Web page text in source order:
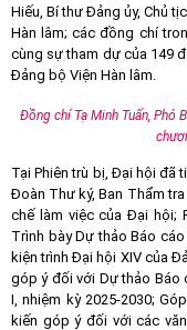
Hiếu, Bí thư Đảng ủy, Chủ
Hàn lâm; các đồng chí
cùng sự tham dự của 149
Đảng bộ Viện Hàn lâm.
Đồng chí Tạ Minh Tuấn, Phó
Tại Phiên trù bị, Đại hội đã
Đoàn Thư ký, Ban Thẩm
chế làm việc của Đại hội;
Trình bày Dự thảo Báo
kiện trình Đại hội XIV của
góp ý đối với Dự thảo Báo
I, nhiệm kỳ 2025-2030;
kiến góp ý đối với các